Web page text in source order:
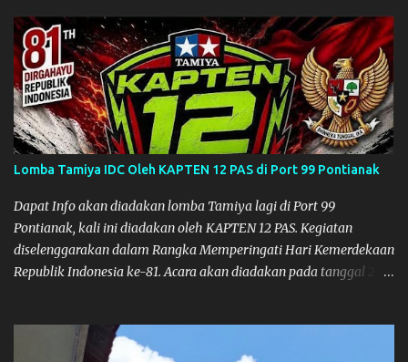
belum banyak persiapan menyiapkan mobil dan alat-alat. Selain
itu juga ada janji mau main ke Agus Tamiya dulu sebenarnya, tapi
karena mepet waktu, jadi lebih banyak main disini. Oiya, untuk
lomba ini lokasinya adalah di Port 99 Kota Pontianak. Pamflet
Lomba Tamiya Oiya sebagai Informasi, Saya dan Muzkha baru
pertama kali main disini. ya hitungannya saya sebagai new
comer lah :) Coach Dilla lagi setting Mobilnya
Lomba Tamiya IDC Oleh KAPTEN 12 PAS di Port 99 Pontianak
Dapat Info akan diadakan lomba Tamiya lagi di Port 99
Pontianak, kali ini diadakan oleh KAPTEN 12 PAS. Kegiatan
diselenggarakan dalam Rangka Memperingati Hari Kemerdekaan
Republik Indonesia ke-81. Acara akan diadakan pada tanggal 22